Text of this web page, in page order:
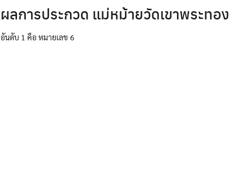
ผลการประกวด แม่หม้ายวัดเขาพระทอง
อันดับ 1 คือ หมายเลข 6